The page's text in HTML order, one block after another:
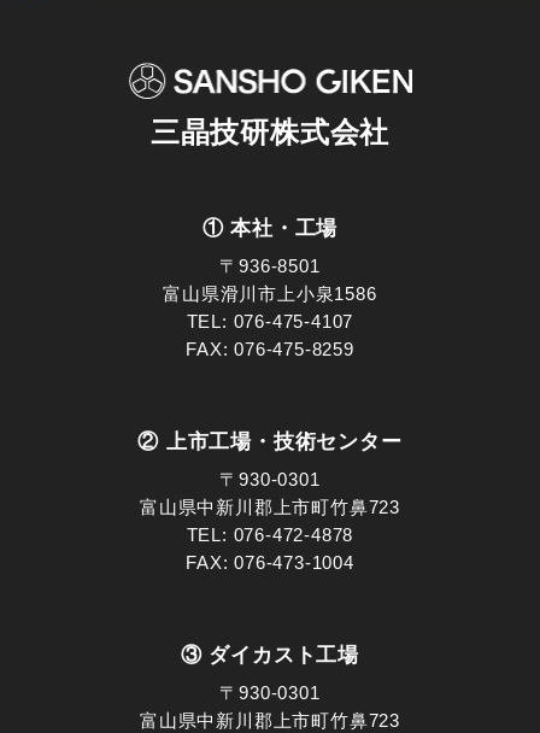
三晶技研株式会社
① 本社・工場
〒936-8501
富山県滑川市上小泉1586
TEL: 076-475-4107
FAX: 076-475-8259
② 上市工場・技術センター
〒930-0301
富山県中新川郡上市町竹鼻723
TEL: 076-472-4878
FAX: 076-473-1004
③ ダイカスト工場
〒930-0301
富山県中新川郡上市町竹鼻723